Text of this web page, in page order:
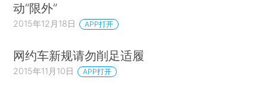
动“限外”
2015年12月18日 APP打开
网约车新规请勿削足适履
2015年11月10日 APP打开